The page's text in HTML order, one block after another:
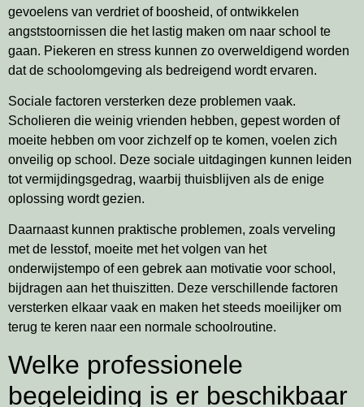
gevoelens van verdriet of boosheid, of ontwikkelen
angststoornissen die het lastig maken om naar school te
gaan. Piekeren en stress kunnen zo overweldigend worden
dat de schoolomgeving als bedreigend wordt ervaren.
Sociale factoren versterken deze problemen vaak.
Scholieren die weinig vrienden hebben, gepest worden of
moeite hebben om voor zichzelf op te komen, voelen zich
onveilig op school. Deze sociale uitdagingen kunnen leiden
tot vermijdingsgedrag, waarbij thuisblijven als de enige
oplossing wordt gezien.
Daarnaast kunnen praktische problemen, zoals verveling
met de lesstof, moeite met het volgen van het
onderwijstempo of een gebrek aan motivatie voor school,
bijdragen aan het thuiszitten. Deze verschillende factoren
versterken elkaar vaak en maken het steeds moeilijker om
terug te keren naar een normale schoolroutine.
Welke professionele
begeleiding is er beschikbaar